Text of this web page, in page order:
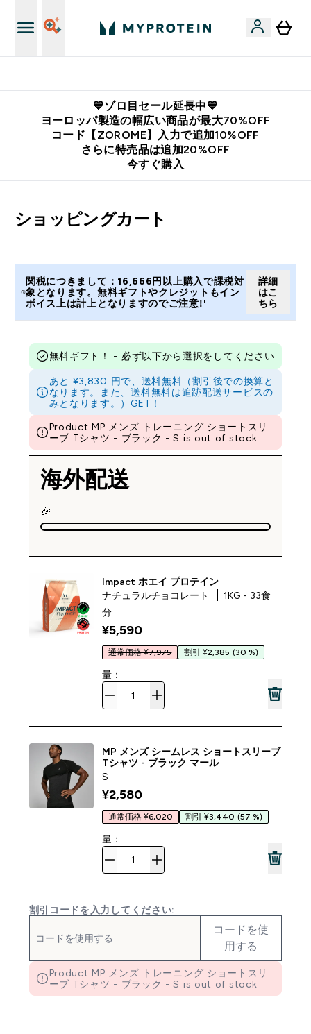
💙ゾロ目セール延長中💙
ヨーロッパ製造の幅広い商品が最大70%OFF
コード【ZOROME】入力で追加10%OFF
さらに特売品は追加20%OFF
今すぐ購入
ショッピングカート
関税につきまして：16,666円以上購入で課税対
象となります。無料ギフトやクレジットもイン
ボイス上は計上となりますのでご注意!'
詳細
はこ
ちら
無料ギフト！ - 必ず以下から選択をしてください
あと ¥3,830 円で、送料無料（割引後での換算と
なります。また、送料無料は追跡配送サービスの
みとなります。）GET！
Product MP メンズ トレーニング ショートスリ
ーブ Tシャツ - ブラック - S is out of stock
海外配送
🎉
Impact ホエイ プロテイン
ナチュラルチョコレート
1KG - 33食
分
¥5,590‎
通常価格 ¥7,975 割引 ¥2,385 (30 %)
量：
MP メンズ シームレス ショートスリーブ
Tシャツ - ブラック マール
S
¥2,580‎
通常価格 ¥6,020 割引 ¥3,440 (57 %)
量：
割引コードを入力してください:
コードを使
用する
Product MP メンズ トレーニング ショートスリ
ーブ Tシャツ - ブラック - S is out of stock